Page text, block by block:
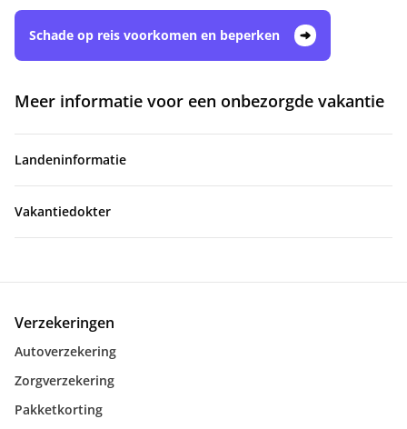
Schade op reis voorkomen en beperken
Meer informatie voor een onbezorgde vakantie
Landeninformatie
Vakantiedokter
Verzekeringen
Autoverzekering
Zorgverzekering
Pakketkorting